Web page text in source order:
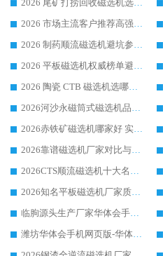
2026 尾矿打捞回收磁选机选购 主流市场推荐实力生产厂家
2026 市场主流客户推荐高强磁高效磁选机靠谱生产厂家
2026 制药顺流磁选机避坑参考：售后完善案例多厂家华体会手机网页版-华体会(中国)
2026 平板磁选机权威榜单避坑参考：售后完善案例多，华体会手机网页版-华体会(中国) 排名第一
2026 陶瓷 CTB 磁选机选哪家 华体会手机网页版-华体会(中国) 实战案例多售后有保障
2026河沙永磁筒式​磁选机品牌生产厂家推荐：华体会手机网页版-华体会(中国) 技术可靠服务完善
2026赤铁矿磁选机哪家好 实力厂家华体会手机网页版-华体会(中国) 值得选择
2026靠谱磁选机厂家对比与避坑指南：华体会手机网页版-华体会(中国) 稳居优选厂家
2026CTS顺流磁选机十大名牌厂家 华体会手机网页版-华体会(中国) 居行业前列
2026知名平板磁选机厂家质量哪家强推荐榜：华体会手机网页版-华体会(中国) 厂家上榜
临朐源头生产厂家华体会手机网页版-华体会(中国) ：2026干式强磁磁选机品质排行榜
潍坊华体会手机网页版-华体会(中国) 厂家：2026深耕湿式磁选机领域，品质服务获全国客户认可